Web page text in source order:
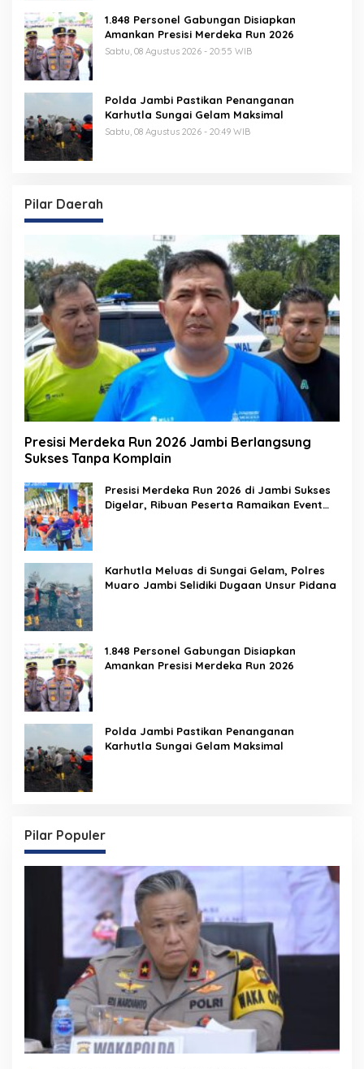
1.848 Personel Gabungan Disiapkan
Amankan Presisi Merdeka Run 2026
Sabtu, 08 Agustus 2026 - 20:55 WIB
Polda Jambi Pastikan Penanganan
Karhutla Sungai Gelam Maksimal
Sabtu, 08 Agustus 2026 - 20:49 WIB
Pilar Daerah
Presisi Merdeka Run 2026 Jambi Berlangsung
Sukses Tanpa Komplain
Presisi Merdeka Run 2026 di Jambi Sukses
Digelar, Ribuan Peserta Ramaikan Event
Karhutla Meluas di Sungai Gelam, Polres
Muaro Jambi Selidiki Dugaan Unsur Pidana
1.848 Personel Gabungan Disiapkan
Amankan Presisi Merdeka Run 2026
Polda Jambi Pastikan Penanganan
Karhutla Sungai Gelam Maksimal
Pilar Populer